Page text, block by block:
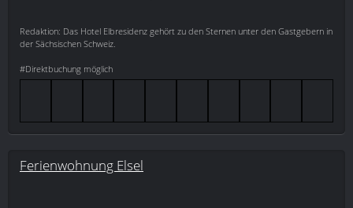
Redaktion: Das Hotel Elbresidenz gehört zu den Sternen unter den Gastgebern in
der Sächsischen Schweiz.
#Direktbuchung möglich
Ferienwohnung Elsel